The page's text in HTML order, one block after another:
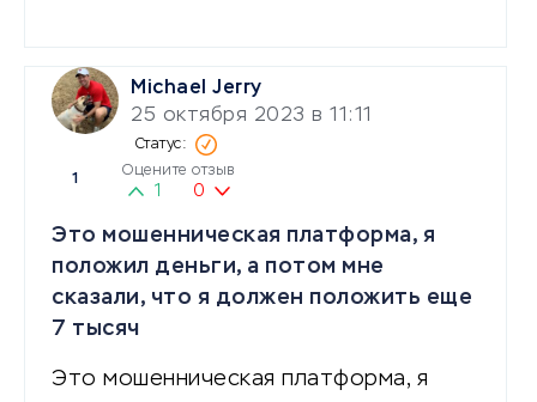
Michael Jerry
25 октября 2023 в 11:11
1
Оцените отзыв
1 0
Это мошенническая платформа, я
положил деньги, а потом мне
сказали, что я должен положить еще
7 тысяч
Это мошенническая платформа, я